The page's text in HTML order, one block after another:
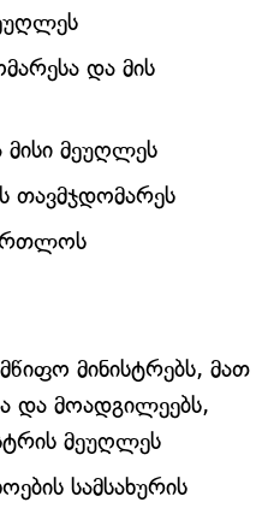
და მის
მისი მეუღლეს
თავმჯდომარეს
მინისტრებს, მათ
და მოადგილეებს,
მეუღლეს
სამსახურის